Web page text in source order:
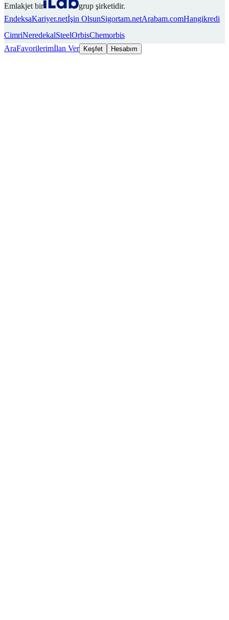
Emlakjet bir
grup şirketidir.
EndeksaKariyer.netİşin OlsunSigortam.netArabam.comHangikredi
CimriNeredekalSteelOrbisChemorbis
AraFavorilerimİlan Ver Keşfet Hesabım